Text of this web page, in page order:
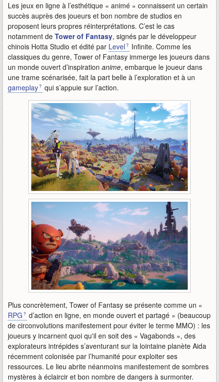
Les jeux en ligne à l’esthétique « animé » connaissent un certain
succès auprès des joueurs et bon nombre de studios en
proposent leurs propres réinterprétations. C’est le cas
notamment de Tower of Fantasy, signés par le développeur
chinois Hotta Studio et édité par Level
Infinite. Comme les
classiques du genre, Tower of Fantasy immerge les joueurs dans
un monde ouvert d’inspiration anime, embarque le joueur dans
une trame scénarisée, fait la part belle à l’exploration et à un
gameplay
qui s’appuie sur l’action.
Plus concrètement, Tower of Fantasy se présente comme un «
RPG
d’action en ligne, en monde ouvert et partagé » (beaucoup
de circonvolutions manifestement pour éviter le terme MMO) : les
joueurs y incarnent quoi qu'il en soit des « Vagabonds », des
explorateurs intrépides s’aventurant sur la lointaine planète Aida
récemment colonisée par l’humanité pour exploiter ses
ressources. Le lieu abrite néanmoins manifestement de sombres
mystères à éclaircir et bon nombre de dangers à surmonter.